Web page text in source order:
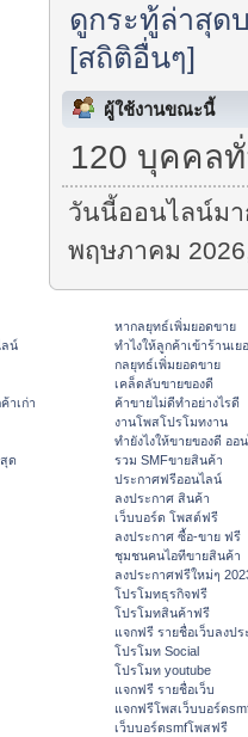
ดูกระทู้ล่าสุด
[สถิติอื่นๆ]
ผู้ใช้งานขณะนี้
120 บุคคล
วันนี้ออนไลน์ม
พฤษภาคม
ลน์
าเก่า
ด
หากลยุทธ์เพิ่มยอดขาย
ทําไงให้ลูกค้าเข้าร้านเย
กลยุทธ์เพิ่มยอดขาย
เคล็ดลับขายของดี
ค้าขายไม่ดีทำอย่างไรดี
งานโพสโปรโมทงาน
ทํายังไงให้ขายของดี ออ
รวม SMFขายสินค้า
ประกาศฟรีออนไลน์
ลงประกาศ สินค้า
เว็บบอร์ด โพสต์ฟรี
ลงประกาศ ซื้อ-ขาย ฟรี
ชุมชนคนไอทีขายสินค้า
ลงประกาศฟรีใหม่ๆ
โปรโมทธุรกิจฟรี
โปรโมทสินค้าฟรี
แจกฟรี รายชื่อเว็บลงป
โปรโมท Social
โปรโมท youtube
แจกฟรี รายชื่อเว็บ
แจกฟรีโพสเว็บบอร์ด
เว็บบอร์ดsmfโพสฟรี